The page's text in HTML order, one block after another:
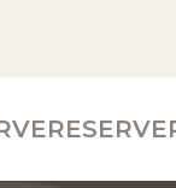
RESERVE